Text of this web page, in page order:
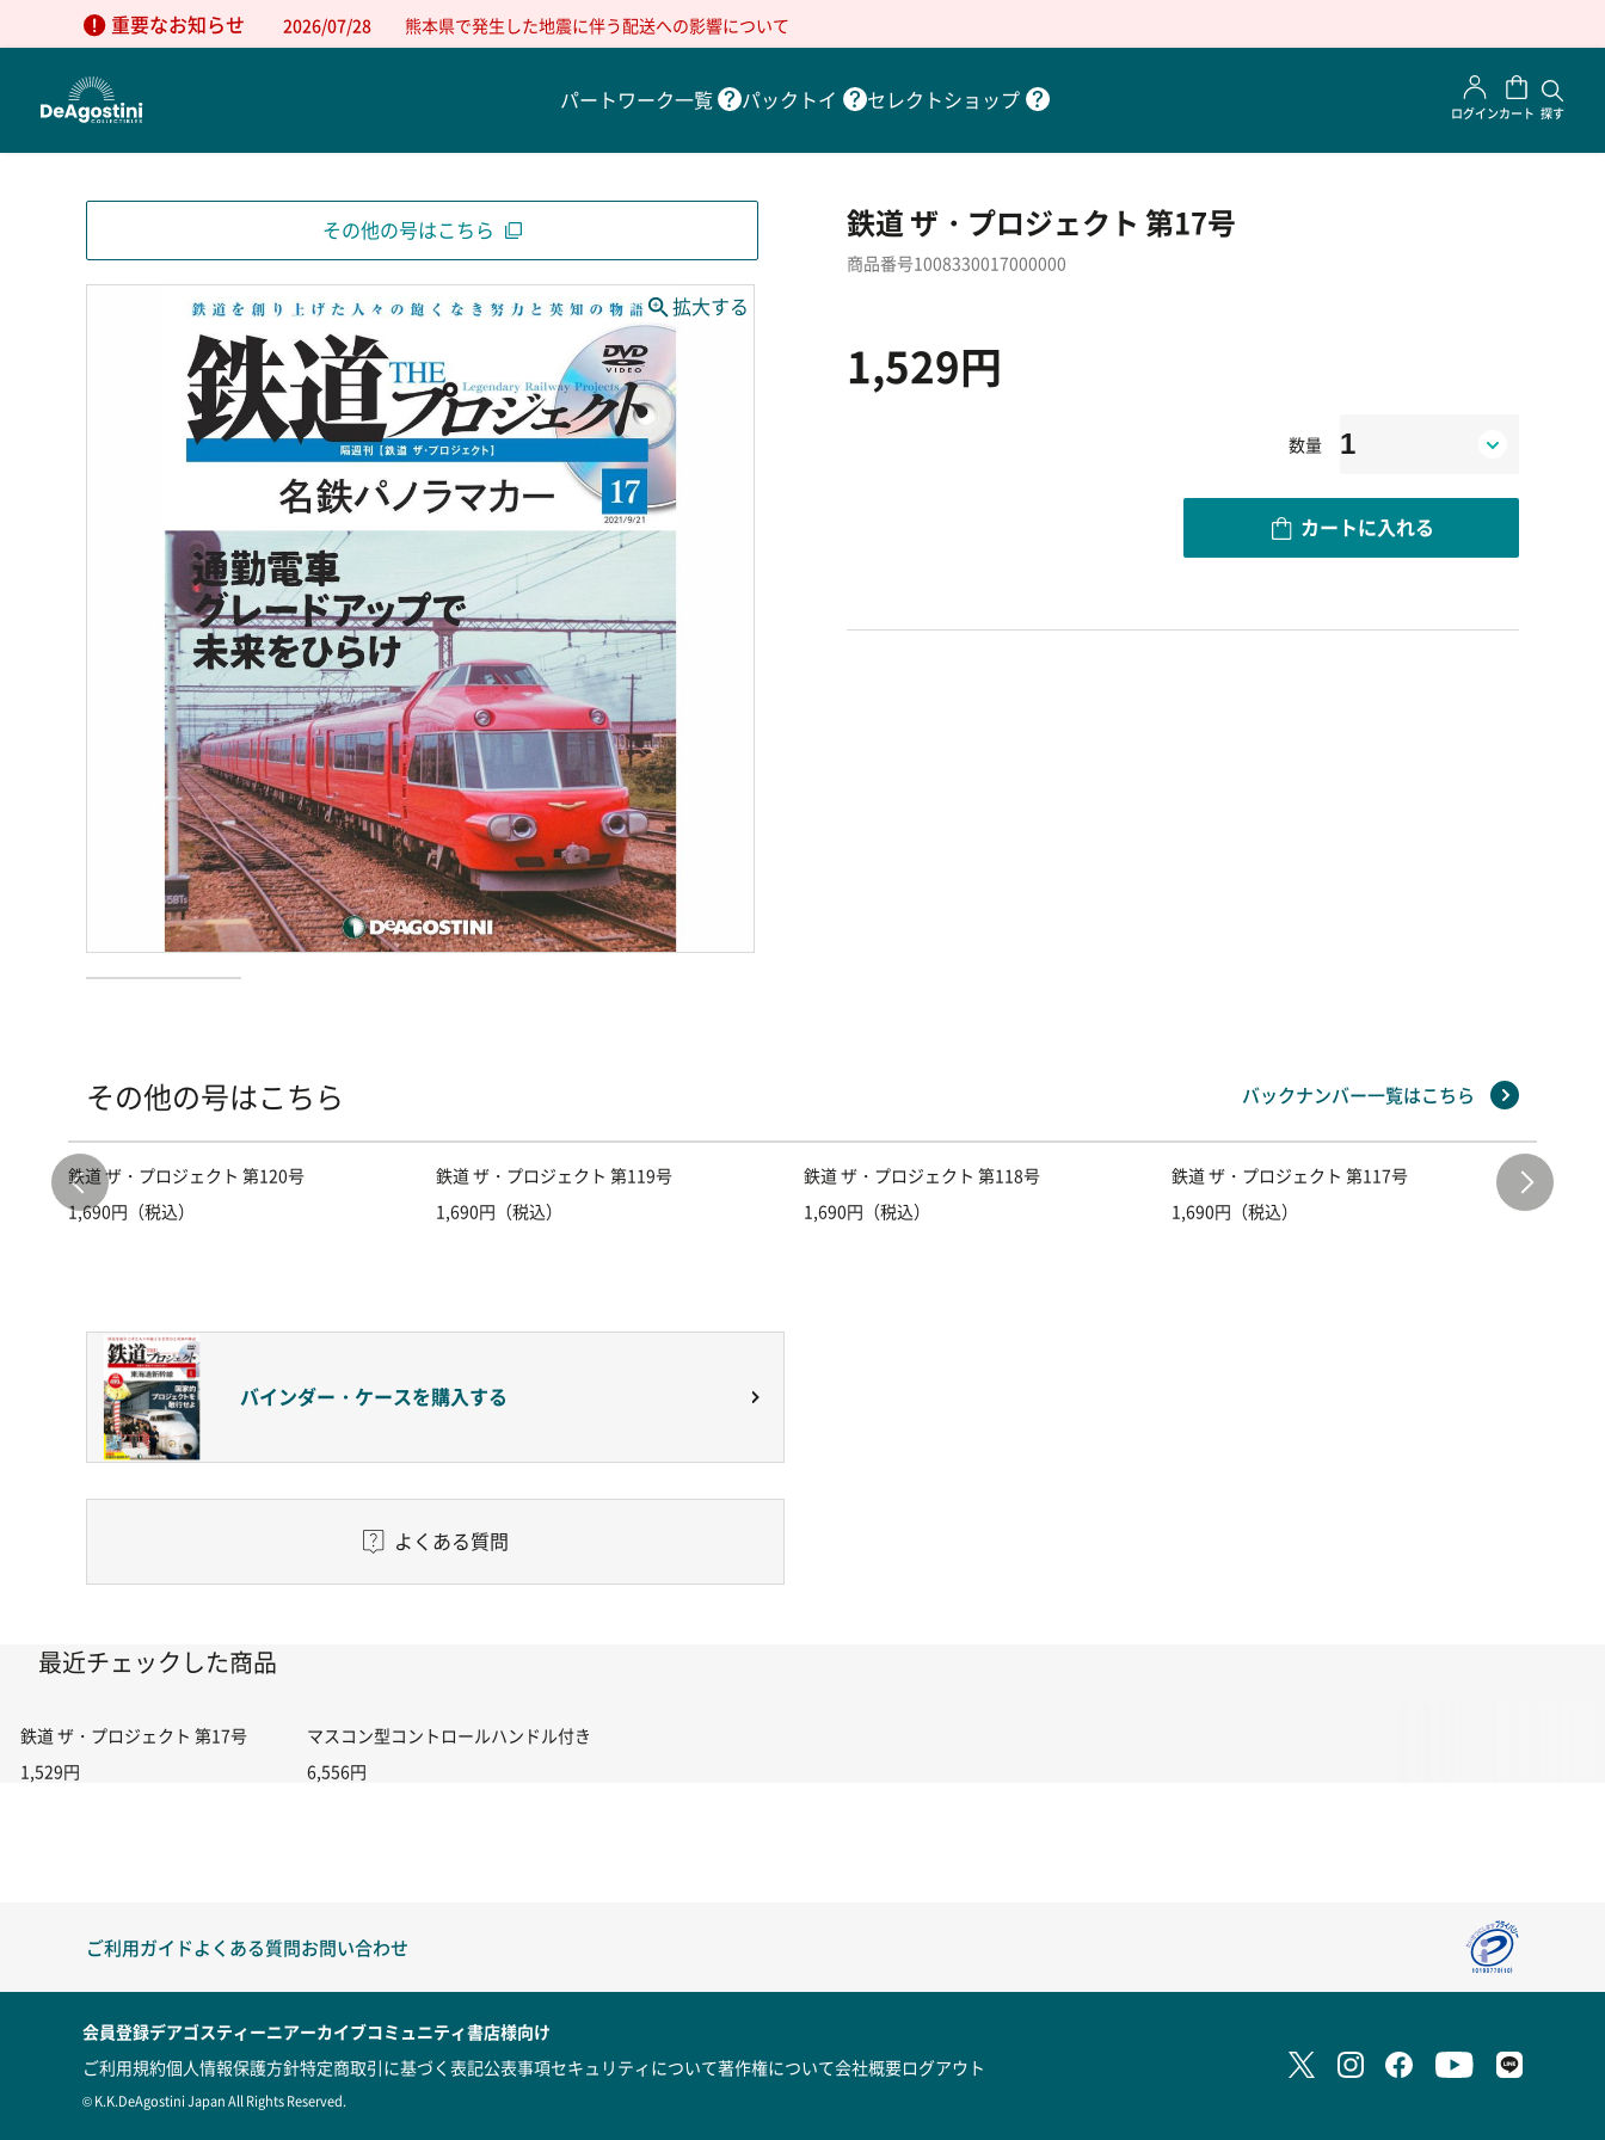
2026/07/28
重要なお知らせ 熊本県で発生した地震に伴う配送への影響について
パートワーク一覧 パックトイ セレクトショップ ログインカート 探す
その他の号はこちら 鉄道 ザ・プロジェクト 第17号
商品番号1008330017000000
1,529円
数量
カートに入れる
その他の号はこちら
鉄道 ザ・プロジェクト 第120号
1,690円（税込）
鉄道 ザ・プロジェクト 第119号
1,690円（税込）
鉄道 ザ・プロジェクト 第118号
1,690円（税込）
鉄道 ザ・プロジェクト 第117号
1,690円（税込）
鉄道
1,690円
バックナンバー一覧はこちら
バインダー・ケースを購入する
よくある質問
最近チェックした商品
鉄道 ザ・プロジェクト 第17号
1,529円
マスコン型コントロールハンドル付き コントローラー＆ポイント切り替えスイッチRC-02/C002 /A062
6,556円
ご利用ガイドよくある質問お問い合わせ
会員登録デアゴスティーニアーカイブコミュニティ書店様向け
ご利用規約個人情報保護方針特定商取引に基づく表記公表事項セキュリティについて著作権について会社概要ログアウト
© K.K.DeAgostini Japan All Rights Reserved.